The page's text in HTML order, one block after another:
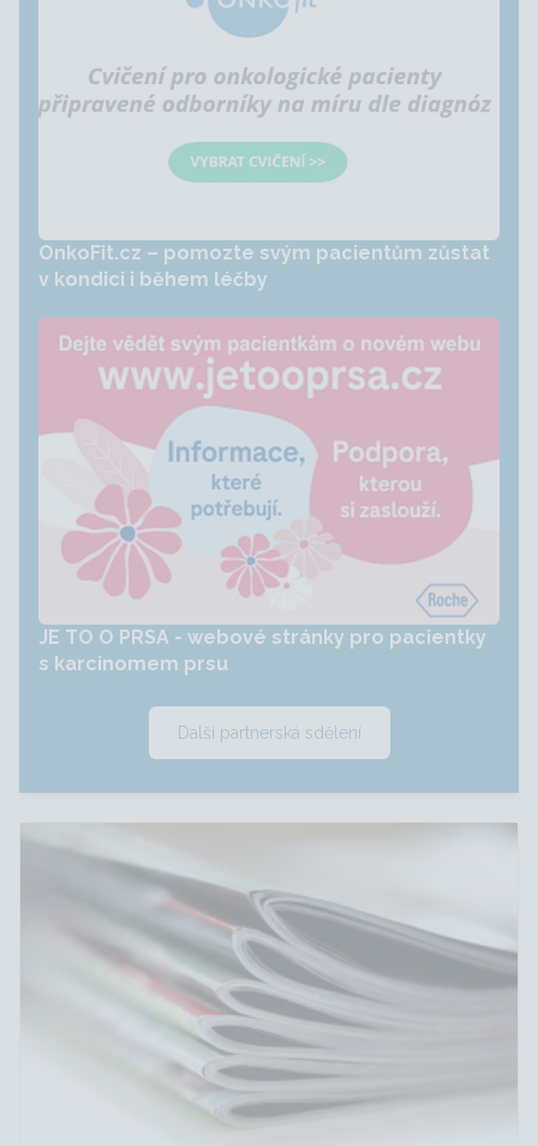
OnkoFit.cz – pomozte svým pacientům zůstat
v kondici i během léčby
JE TO O PRSA - webové stránky pro pacientky
s karcinomem prsu
Další partnerská sdělení